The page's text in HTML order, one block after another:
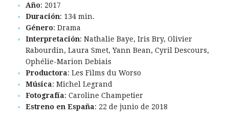
Año: 2017
Duración: 134 min.
Género: Drama
Interpretación: Nathalie Baye, Iris Bry, Olivier
Rabourdin, Laura Smet, Yann Bean, Cyril Descours,
Ophélie-Marion Debiais
Productora: Les Films du Worso
Música: Michel Legrand
Fotografía: Caroline Champetier
Estreno en España: 22 de junio de 2018